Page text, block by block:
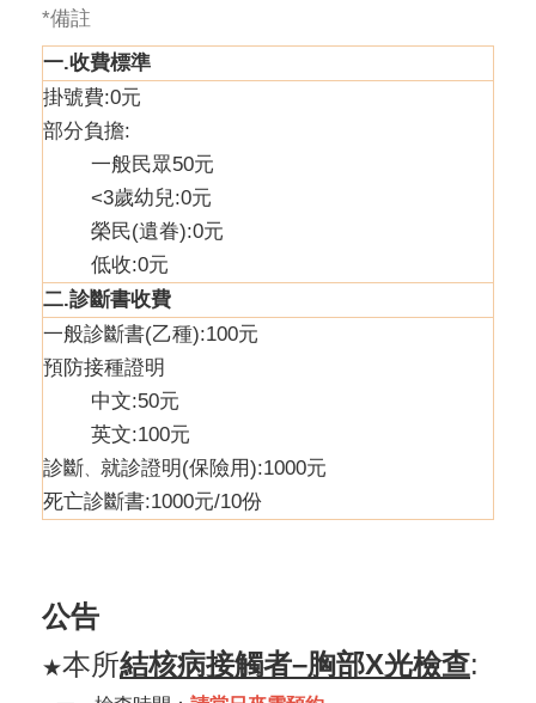
*備註
一.收費標準
掛號費:0元
部分負擔:
一般民眾50元
<3歲幼兒:0元
榮民(遺眷):0元
低收:0元
二.診斷書收費
一般診斷書(乙種):100元
預防接種證明
中文:50元
英文:100元
診斷
就診證明(保險用):1000元
死亡診斷書:1000元/10份
公告
★本所結核病接觸者–胸部X光檢查: